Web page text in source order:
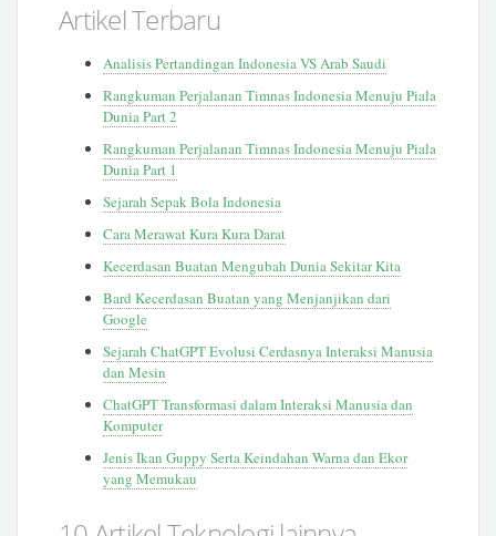
Artikel Terbaru
Analisis Pertandingan Indonesia VS Arab Saudi
Rangkuman Perjalanan Timnas Indonesia Menuju Piala
Dunia Part 2
Rangkuman Perjalanan Timnas Indonesia Menuju Piala
Dunia Part 1
Sejarah Sepak Bola Indonesia
Cara Merawat Kura Kura Darat
Kecerdasan Buatan Mengubah Dunia Sekitar Kita
Bard Kecerdasan Buatan yang Menjanjikan dari
Google
Sejarah ChatGPT Evolusi Cerdasnya Interaksi Manusia
dan Mesin
ChatGPT Transformasi dalam Interaksi Manusia dan
Komputer
Jenis Ikan Guppy Serta Keindahan Warna dan Ekor
yang Memukau